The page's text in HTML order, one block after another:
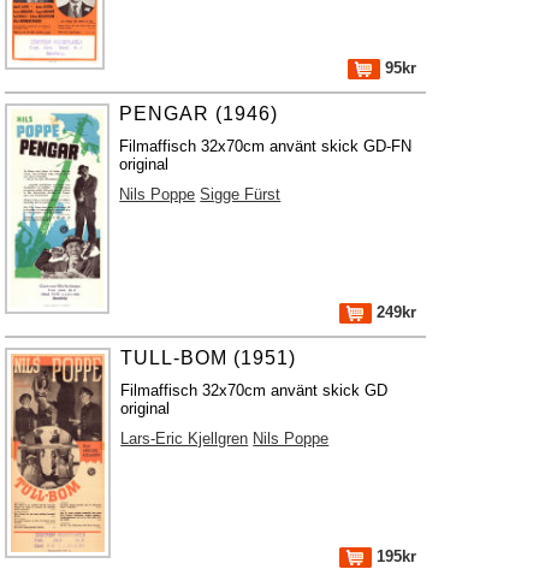
95kr
PENGAR (1946)
Filmaffisch 32x70cm använt skick GD-FN
original
Nils Poppe Sigge Fürst
249kr
TULL-BOM (1951)
Filmaffisch 32x70cm använt skick GD
original
Lars-Eric Kjellgren Nils Poppe
195kr